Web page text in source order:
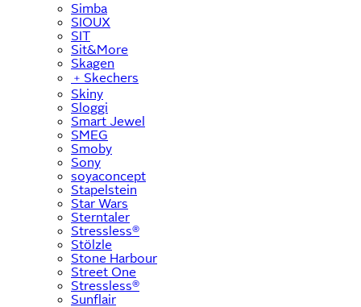
Simba
SIOUX
SIT
Sit&More
Skagen
﹢ Skechers
Skiny
Sloggi
Smart Jewel
SMEG
Smoby
Sony
soyaconcept
Stapelstein
Star Wars
Sterntaler
Stressless®
Stölzle
Stone Harbour
Street One
Stressless®
Sunflair